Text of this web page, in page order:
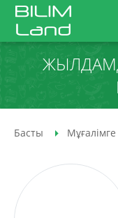
Басты Мұғалімге